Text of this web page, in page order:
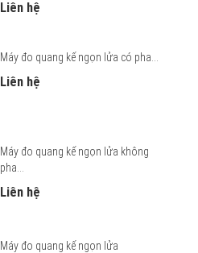
Liên hệ
Máy đo quang kế ngọn lửa có pha...
Liên hệ
Máy đo quang kế ngọn lửa không
pha...
Liên hệ
Máy đo quang kế ngọn lửa